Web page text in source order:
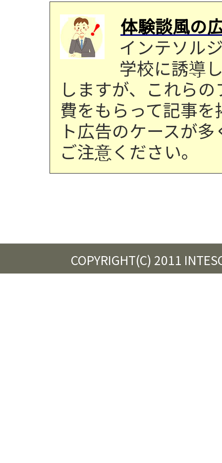
体験談風の
インテソル
学校に誘導
しますが、これら
費をもらって記事
ト広告のケースが
ご注意ください。
COPYRIGHT(C) 2011